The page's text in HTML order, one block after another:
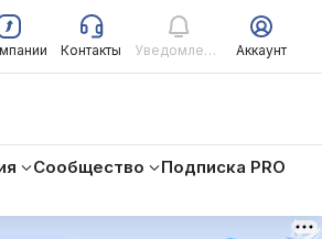
Контакты Уведомления Аккаунт
Сообщество Подписка PRO